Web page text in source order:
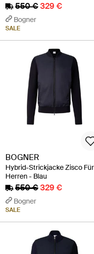
550 €329 €
Bogner
SALE
BOGNER
Hybrid-Strickjacke Zisco Für
Herren - Blau
550 €329 €
Bogner
SALE